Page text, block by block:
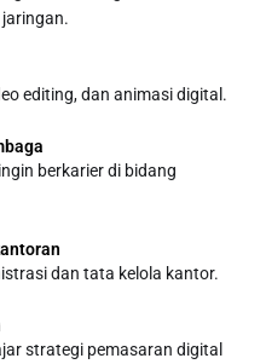
editing, dan animasi digital.
berkarier di bidang
dan tata kelola kantor.
strategi pemasaran digital